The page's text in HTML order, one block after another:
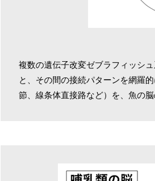
複数の遺伝子改変ゼブラフィッシ
と、その間の接続パターンを網羅
節、線条体直接路など）を、魚の